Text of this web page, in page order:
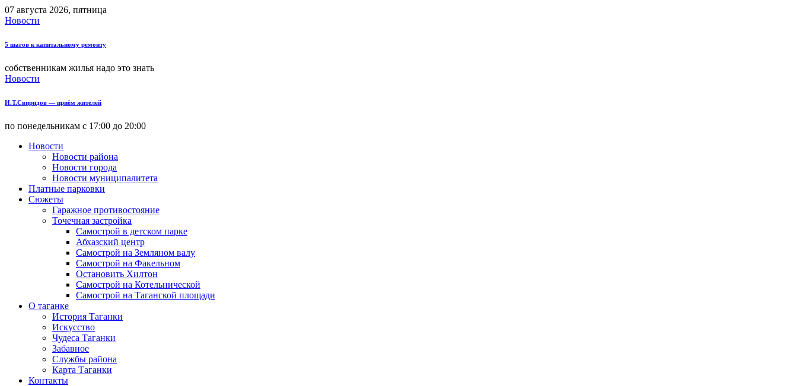
07 августа 2026, пятница
Новости
5 шагов к капитальному ремонту
собственникам жилья надо это знать
Новости
И.Т.Свиридов — приём жителей
по понедельникам с 17:00 до 20:00
Новости
Новости района
Новости города
Новости муниципалитета
Платные парковки
Сюжеты
Гаражное противостояние
Точечная застройка
Самострой в детском парке
Абхазский центр
Самострой на Земляном валу
Самострой на Факельном
Остановить Хилтон
Самострой на Котельнической
Самострой на Таганской площади
О таганке
История Таганки
Искусство
Чудеса Таганки
Забавное
Службы района
Карта Таганки
Контакты